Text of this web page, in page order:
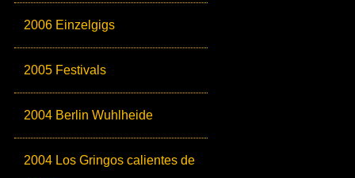
2006 Einzelgigs
2005 Festivals
2004 Berlin Wuhlheide
2004 Los Gringos calientes de